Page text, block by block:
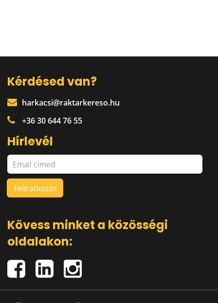
Kérdésed van?
harkacsi@raktarkereso.hu
+36 30 644 76 55
Hírlevél
Kövess minket a közösségi
oldalakon: